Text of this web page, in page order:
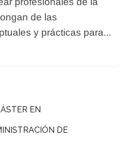
de las
y prácticas para...
EN
DE